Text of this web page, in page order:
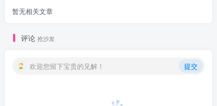
暂无相关文章
评论 抢沙发
欢迎您留下宝贵的见解！ 提交